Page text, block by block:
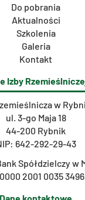
Do pobrania
Aktualności
Szkolenia
Galeria
Kontakt
Izby
w
ul. 3-go Maja 18
44-200 Rybnik
642-292-29-43
Spółdzielczy w
2001 0035
Dane kontaktowe